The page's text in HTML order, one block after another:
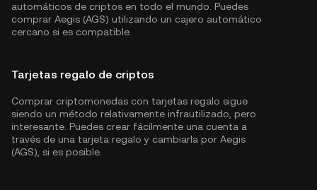
automáticos de criptos en todo el mundo. Puedes
comprar Aegis (AGS) utilizando un cajero automático
cercano si es compatible.
Tarjetas regalo de criptos
Comprar criptomonedas con tarjetas regalo sigue
siendo un método relativamente infrautilizado, pero
interesante. Puedes crear fácilmente una cuenta a
través de una tarjeta regalo y cambiarla por Aegis
(AGS), si es posible.